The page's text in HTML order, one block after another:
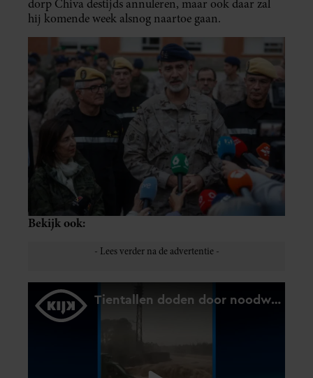
dorp Chiva destijds annuleren, maar ook daar zal
hij komende week alsnog naartoe gaan.
Bekijk ook: